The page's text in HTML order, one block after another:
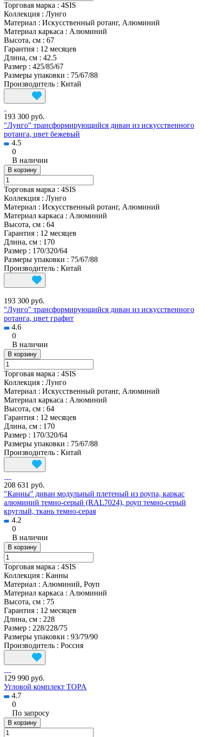
Торговая марка : 4SIS
Коллекция : Лунго
Материал : Искусственный ротанг, Алюминий
Материал каркаса : Алюминий
Высота, см : 67
Гарантия : 12 месяцев
Длина, см : 42.5
Размер : 425/85/67
Размеры упаковки : 75/67/88
Производитель : Китай
193 300 руб.
"Лунго" трансформирующийся диван из искусственного
ротанга, цвет бежевый
4.5
0
В наличии
В корзину
Торговая марка : 4SIS
Коллекция : Лунго
Материал : Искусственный ротанг, Алюминий
Материал каркаса : Алюминий
Высота, см : 64
Гарантия : 12 месяцев
Длина, см : 170
Размер : 170/320/64
Размеры упаковки : 75/67/88
Производитель : Китай
193 300 руб.
"Лунго" трансформирующийся диван из искусственного
ротанга, цвет графит
4.6
0
В наличии
В корзину
Торговая марка : 4SIS
Коллекция : Лунго
Материал : Искусственный ротанг, Алюминий
Материал каркаса : Алюминий
Высота, см : 64
Гарантия : 12 месяцев
Длина, см : 170
Размер : 170/320/64
Размеры упаковки : 75/67/88
Производитель : Китай
208 631 руб.
"Канны" диван модульный плетеный из роупа, каркас
алюминий темно-серый (RAL7024), роуп темно-серый
круглый, ткань темно-серая
4.2
0
В наличии
В корзину
Торговая марка : 4SIS
Коллекция : Канны
Материал : Алюминий, Роуп
Материал каркаса : Алюминий
Высота, см : 75
Гарантия : 12 месяцев
Длина, см : 228
Размер : 228/228/75
Размеры упаковки : 93/79/90
Производитель : Россия
129 990 руб.
Угловой комплект TOPA
4.7
0
По запросу
В корзину